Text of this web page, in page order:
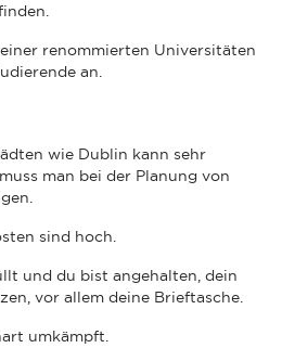
renommierten Universitäten
an.
wie Dublin kann sehr
man bei der Planung von
sind hoch.
und du bist angehalten, dein
vor allem deine Brieftasche.
umkämpft.